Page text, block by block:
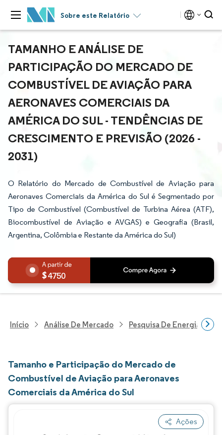
Sobre este Relatório
TAMANHO E ANÁLISE DE
PARTICIPAÇÃO DO MERCADO DE
COMBUSTÍVEL DE AVIAÇÃO PARA
AERONAVES COMERCIAIS DA
AMÉRICA DO SUL - TENDÊNCIAS DE
CRESCIMENTO E PREVISÃO (2026 -
2031)
O Relatório do Mercado de Combustível de Aviação para
Aeronaves Comerciais da América do Sul é Segmentado por
Tipo de Combustível (Combustível de Turbina Aérea (ATF),
Biocombustível de Aviação e AVGAS) e Geografia (Brasil,
Argentina, Colômbia e Restante da América do Sul)
4750
Início Análise De Mercado Pesquisa De Energia E
Tamanho e Participação do Mercado de
Combustível de Aviação para Aeronaves
Comerciais da América do Sul
Ações